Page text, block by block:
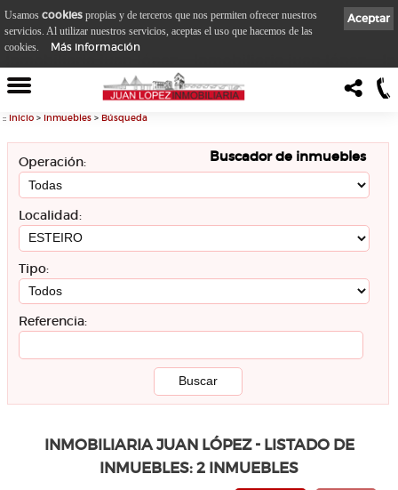
:: Inicio > Inmuebles > Búsqueda
Buscador de inmuebles
Operación:
Localidad:
Tipo:
Referencia:
INMOBILIARIA JUAN LÓPEZ - LISTADO DE
INMUEBLES: 2 INMUEBLES
Aceptar
Usamos cookies propias y de terceros que nos permiten ofrecer nuestros
servicios. Al utilizar nuestros servicios, aceptas el uso que hacemos de las
cookies.
Más información